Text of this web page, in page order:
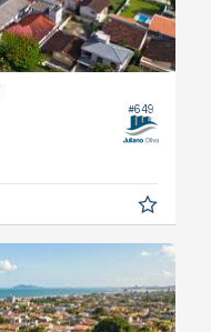
#649